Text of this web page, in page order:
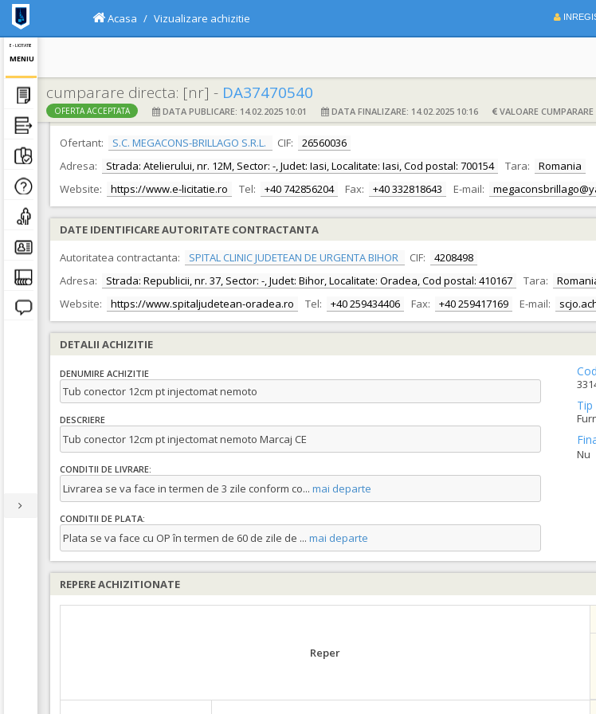
E - LICITATIE
MENIU
Acasa Vizualizare achizitie
cumparare directa: [nr] - DA37470540
OFERTA ACCEPTATA DATA PUBLICARE: 14.02.2025 10:01 DATA FINALIZARE: 14.02.2025 10:16 VALOARE
DATE IDENTIFICARE OFERTANT
Ofertant:
S.C. MEGACONS-BRILLAGO S.R.L. CIF:
26560036
Adresa:
Strada: Atelierului, nr. 12M, Sector: -, Judet: Iasi, Localitate: Iasi, Cod postal: 700154 Tara:
Romania
Website:
https://www.e-licitatie.ro Tel: +40 742856204 Fax: +40 332818643 E-mail:
DATE IDENTIFICARE AUTORITATE CONTRACTANTA
Autoritatea contractanta:
SPITAL CLINIC JUDETEAN DE URGENTA BIHOR CIF:
4208498
Adresa:
Strada: Republicii, nr. 37, Sector: -, Judet: Bihor, Localitate: Oradea, Cod postal: 410167 Tara:
Website:
https://www.spitaljudetean-oradea.ro Tel: +40 259434406 Fax: +40 259417169 E-mail:
DETALII ACHIZITIE
DENUMIRE ACHIZITIE
Tub conector 12cm pt injectomat nemoto
DESCRIERE
Tub conector 12cm pt injectomat nemoto Marcaj CE
CONDITII DE LIVRARE:
Livrarea se va face in termen de 3 zile conform co... mai departe
CONDITII DE PLATA:
Plata se va face cu OP în termen de 60 de zile de ... mai departe
Nu
REPERE ACHIZITIONATE
Reper